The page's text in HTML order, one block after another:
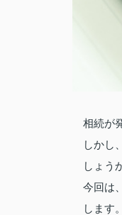
相続が
しかし
しょう
今回は
します。